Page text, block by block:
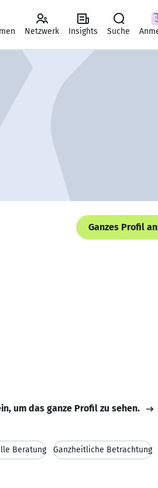
Netzwerk Insights Suche
Ganzes Profil
um das ganze Profil zu sehen.
Beratung Ganzheitliche Betrachtung